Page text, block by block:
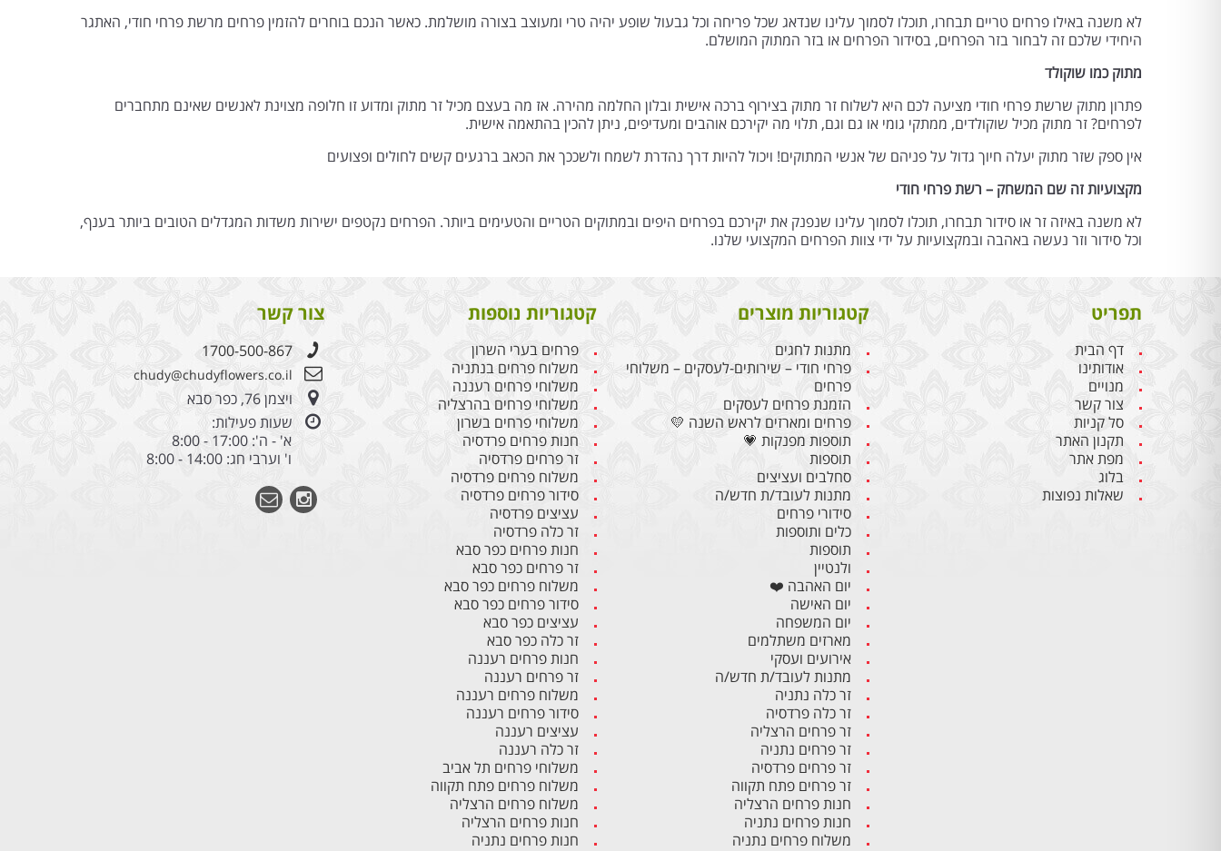
לא משנה באילו פרחים טריים תבחרו, תוכלו לסמוך עלינו שנדאג שכל פריחה וכל גבעול שופע יהיה טרי ומעוצב בצורה מושלמת. כאשר הנכם בוחרים להזמין פרחים מרשת פרחי חודי, האתגר
היחידי שלכם זה לבחור בזר הפרחים, בסידור הפרחים או בזר המתוק המושלם.
מתוק כמו שוקולד
פתרון מתוק שרשת פרחי חודי מציעה לכם היא לשלוח זר מתוק בצירוף ברכה אישית ובלון החלמה מהירה. אז מה בעצם מכיל זר מתוק ומדוע זו חלופה מצוינת לאנשים שאינם מתחברים
לפרחים? זר מתוק מכיל שוקולדים, ממתקי גומי או גם וגם, תלוי מה יקירכם אוהבים ומעדיפים, ניתן להכין בהתאמה אישית.
אין ספק שזר מתוק יעלה חיוך גדול על פניהם של אנשי המתוקים! ויכול להיות דרך נהדרת לשמח ולשככך את הכאב ברגעים קשים לחולים ופצועים
מקצועיות זה שם המשחק – רשת פרחי חודי
לא משנה באיזה זר או סידור תבחרו, תוכלו לסמוך עלינו שנפנק את יקירכם בפרחים היפים ובמתוקים הטריים והטעימים ביותר. הפרחים נקטפים ישירות משדות המגדלים הטובים ביותר בענף,
וכל סידור וזר נעשה באהבה ובמקצועיות על ידי צוות הפרחים המקצועי שלנו.
תפריט
דף הבית
אודותינו
מנויים
צור קשר
סל קניות
תקנון האתר
מפת אתר
בלוג
שאלות נפוצות
קטגוריות מוצרים
מתנות לחגים
פרחי חודי – שירותים-לעסקים – משלוחי
פרחים
הזמנת פרחים לעסקים
פרחים ומארזים לראש השנה 💛
תוספות מפנקות 💗
תוספות
סחלבים ועציצים
מתנות לעובד/ת חדש/ה
סידורי פרחים
כלים ותוספות
תוספות
ולנטיין
יום האהבה ❤️
יום האישה
יום המשפחה
מארזים משתלמים
אירועים ועסקי
מתנות לעובד/ת חדש/ה
זר כלה נתניה
זר כלה פרדסיה
זר פרחים הרצליה
זר פרחים נתניה
זר פרחים פרדסיה
זר פרחים פתח תקווה
חנות פרחים הרצליה
חנות פרחים נתניה
משלוח פרחים נתניה
קטגוריות נוספות
פרחים בערי השרון
משלוח פרחים בנתניה
משלוחי פרחים רעננה
משלוחי פרחים בהרצליה
משלוחי פרחים בשרון
חנות פרחים פרדסיה
זר פרחים פרדסיה
משלוח פרחים פרדסיה
סידור פרחים פרדסיה
עציצים פרדסיה
זר כלה פרדסיה
חנות פרחים כפר סבא
זר פרחים כפר סבא
משלוח פרחים כפר סבא
סידור פרחים כפר סבא
עציצים כפר סבא
זר כלה כפר סבא
חנות פרחים רעננה
זר פרחים רעננה
משלוח פרחים רעננה
סידור פרחים רעננה
עציצים רעננה
זר כלה רעננה
משלוחי פרחים תל אביב
משלוח פרחים פתח תקווה
משלוח פרחים הרצליה
חנות פרחים הרצליה
חנות פרחים נתניה
צור קשר
1700-500-867
chudy@chudyflowers.co.il
ויצמן 76, כפר סבא
שעות פעילות:
א' - ה': 17:00 - 8:00
ו' וערבי חג: 14:00 - 8:00